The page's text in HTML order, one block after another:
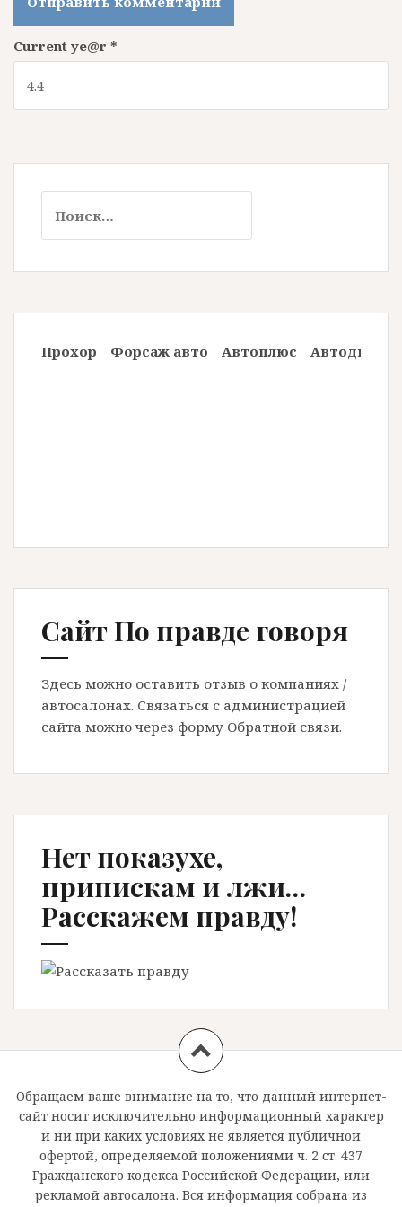
Current ye@r *
й
:
Прохор Форсаж авто Автоплюс Автодилер
Сайт По правде говоря
Здесь можно оставить отзыв о компаниях /
автосалонах. Связаться с администрацией
сайта можно через форму Обратной связи.
Нет показухе,
припискам и лжи…
Расскажем правду!
Обращаем ваше внимание на то, что данный интернет-
сайт носит исключительно информационный характер
и ни при каких условиях не является публичной
офертой, определяемой положениями ч. 2 ст. 437
Гражданского кодекса Российской Федерации, или
рекламой автосалона. Вся информация собрана из